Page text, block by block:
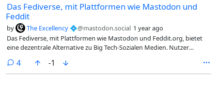
Das Fediverse, mit Plattformen wie Mastodon und
Feddit
by The Excellency 💠@mastodon.social 1 year ago
Das Fediverse, mit Plattformen wie Mastodon und Feddit.org, bietet
eine dezentrale Alternative zu Big Tech-Sozialen Medien. Nutzer
manipulative Algorithmen. Herausforderungen liegen in der
dezentralen Moderation und technischen Komplexität. Dennoch
4comments
-1